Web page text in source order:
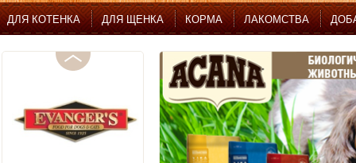
ДЛЯ КОТЕНКА ДЛЯ ЩЕНКА КОРМА ЛАКОМСТВА